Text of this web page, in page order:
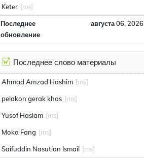
Keter [ms]
Последнее
обновление
августа 06, 2026
Последнее слово материалы
Ahmad Amzad Hashim [ms]
pelakon gerak khas [ms]
Yusof Haslam [ms]
Moka Fang [ms]
Saifuddin Nasution Ismail [ms]